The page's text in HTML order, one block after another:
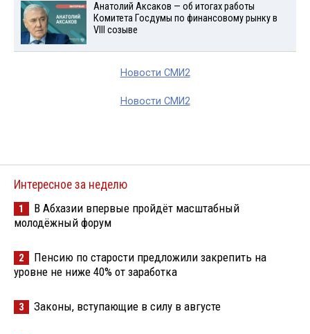
Анатолий Аксаков — об итогах работы
Комитета Госдумы по финансовому рынку в
VIII созыве
Новости СМИ2
Новости СМИ2
Интересное за неделю
1
В Абхазии впервые пройдёт масштабный
молодёжный форум
2
Пенсию по старости предложили закрепить на
уровне не ниже 40% от заработка
3 Законы, вступающие в силу в августе